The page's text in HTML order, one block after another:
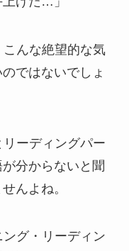
んな絶望的な気
ではないでしょ
ーディングパー
分からないと聞
んよね。
グ・リーディン